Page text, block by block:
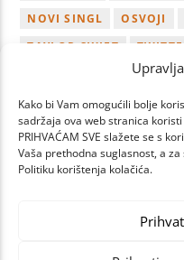
Kako bi Vam omogućili bolje
sadržaja ova web stranica
PRIHVAĆAM SVE slažete se s
Vaša prethodna suglasnost, a
Politiku korištenja kolačića.
NOVI SINGL
OSVOJI
TAYLOR SWIFT